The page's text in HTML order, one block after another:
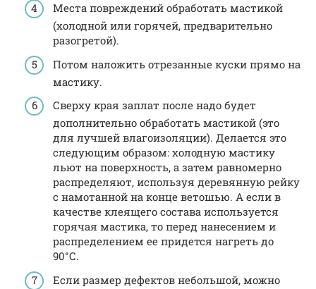
Места повреждений обработать мастикой
(холодной или горячей, предварительно
разогретой).
Потом наложить отрезанные куски прямо на
мастику.
Сверху края заплат после надо будет
дополнительно обработать мастикой (это
для лучшей влагоизоляции). Делается это
следующим образом: холодную мастику
льют на поверхность, а затем равномерно
распределяют, используя деревянную рейку
с намотанной на конце ветошью. А если в
качестве клеящего состава используется
горячая мастика, то перед нанесением и
распределением ее придется нагреть до
90°С.
Если размер дефектов небольшой, можно